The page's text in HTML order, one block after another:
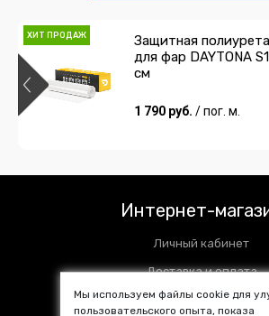
ХИТ ПРОДАЖ
Защитная
для фар DAYTONA
см
1 790 руб. / пог. м.
Интернет-
Личный кабинет
Доставка и оплата
Установочные центры
Мы используем файлы cookie для
пользовательского опыта, показа